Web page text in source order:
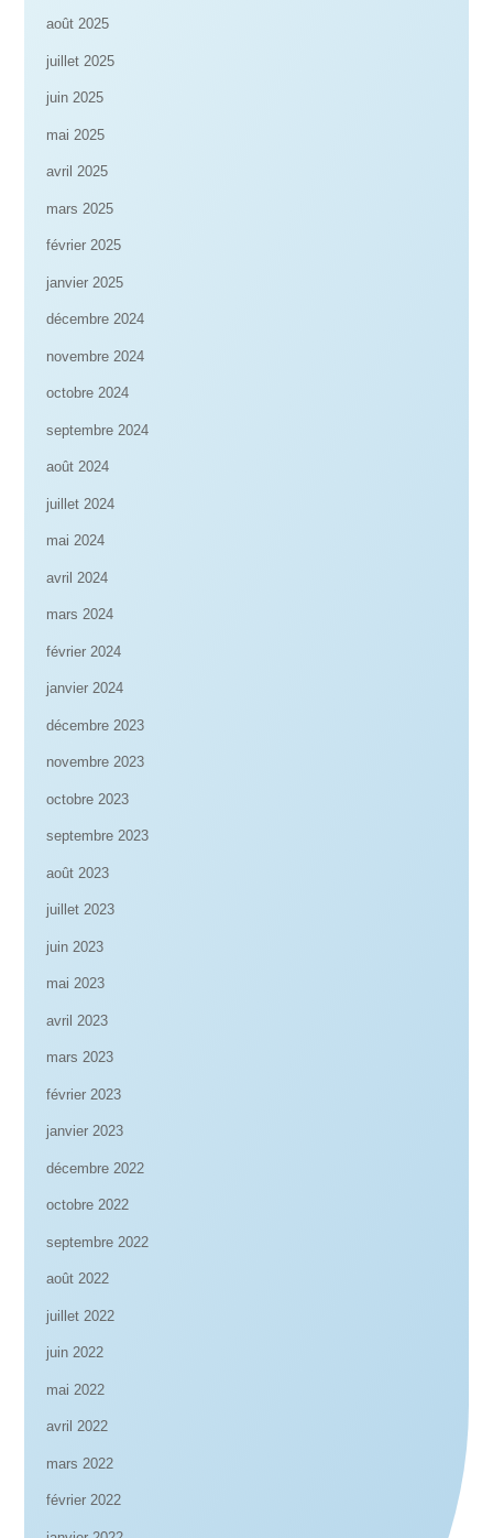
août 2025
juillet 2025
juin 2025
mai 2025
avril 2025
mars 2025
février 2025
janvier 2025
décembre 2024
novembre 2024
octobre 2024
septembre 2024
août 2024
juillet 2024
mai 2024
avril 2024
mars 2024
février 2024
janvier 2024
décembre 2023
novembre 2023
octobre 2023
septembre 2023
août 2023
juillet 2023
juin 2023
mai 2023
avril 2023
mars 2023
février 2023
janvier 2023
décembre 2022
octobre 2022
septembre 2022
août 2022
juillet 2022
juin 2022
mai 2022
avril 2022
mars 2022
février 2022